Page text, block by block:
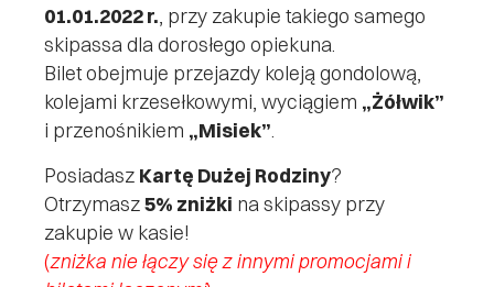
01.01.2022 r. , przy zakupie takiego samego
skipassa dla dorosłego opiekuna.
Bilet obejmuje przejazdy koleją gondolową,
kolejami krzesełkowymi, wyciągiem „Żółwik”
i przenośnikiem „Misiek”
Posiadasz Kartę Dużej Rodziny?
Otrzymasz5% zniżki na skipassy przy
zakupie w kasie!
(zniżka nie łączy się z innymi promocjami i